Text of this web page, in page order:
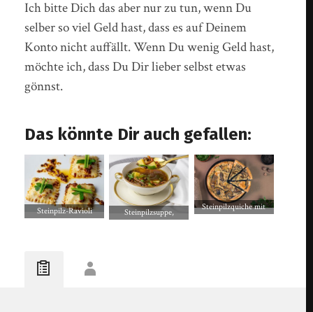
Ich bitte Dich das aber nur zu tun, wenn Du
selber so viel Geld hast, dass es auf Deinem
Konto nicht auffällt. Wenn Du wenig Geld hast,
möchte ich, dass Du Dir lieber selbst etwas
gönnst.
Das könnte Dir auch gefallen:
Steinpilz-Ravioli
Steinpilzsuppe,
Steinpilzquiche mit